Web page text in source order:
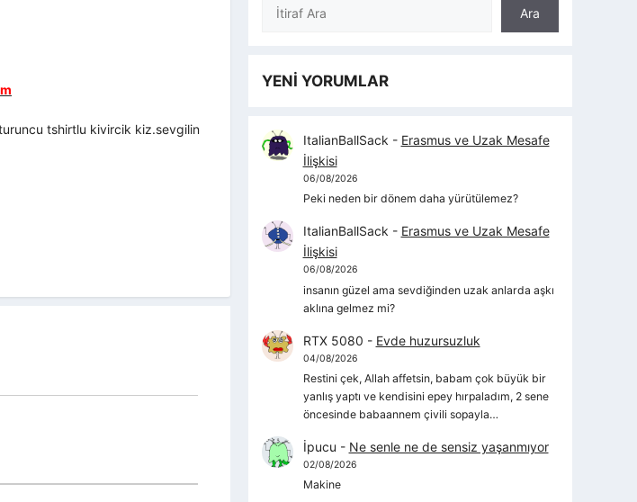
tshirtlu kivircik kiz.sevgilin
Ara
YENİ YORUMLAR
ItalianBallSack - Erasmus ve Uzak Mesafe
İlişkisi
06/08/2026
Peki neden bir dönem daha yürütülemez?
ItalianBallSack - Erasmus ve Uzak Mesafe
İlişkisi
06/08/2026
insanın güzel ama sevdiğinden uzak anlarda aşkı
aklına gelmez mi?
RTX 5080 - Evde huzursuzluk
04/08/2026
Restini çek, Allah affetsin, babam çok büyük bir
yanlış yaptı ve kendisini epey hırpaladım, 2 sene
öncesinde babaannem çivili sopayla…
İpucu - Ne senle ne de sensiz yaşanmıyor
02/08/2026
Makine